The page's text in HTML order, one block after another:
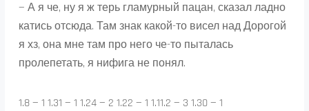
— А я че, ну я ж терь гламурный пацан, сказал ладно
катись отсюда. Там знак какой-то висел над Дорогой
я хз, она мне там про него че-то пыталась
пролепетать, я нифига не понял.
1.8 — 1 1.31 — 1 1.24 — 2 1.22 — 1 1.11.2 — 3 1.30 — 1